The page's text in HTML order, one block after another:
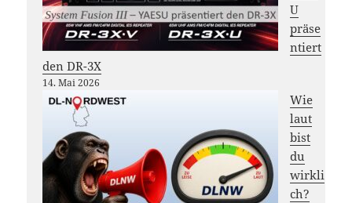
U
präse
ntiert
den DR-3X
14. Mai 2026
Wie
laut
bist
du
wirkli
ch?